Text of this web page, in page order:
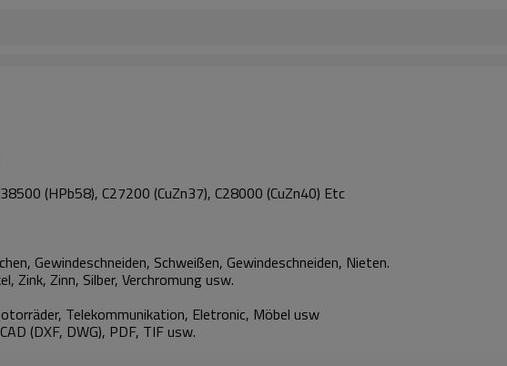
(HPb58), C27200 (CuZn37), C28000 (CuZn40) Etc
Gewindeschneiden, Schweißen, Gewindeschneiden, Nieten.
Zink, Zinn, Silber, Verchromung usw.
Telekommunikation, Eletronic, Möbel usw
(DXF, DWG), PDF, TIF usw.